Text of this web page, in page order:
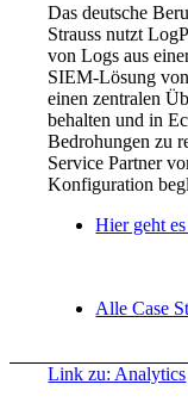
Das deutsche
Strauss nutzt
von Logs aus
SIEM-Lösung
einen zentralen
behalten und in
Bedrohungen zu
Service Partner
Konfiguration
Hier geht
Alle Case
Link zu: Analytics